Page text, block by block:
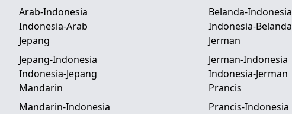
Arab-Indonesia
Indonesia-Arab
Belanda-Indonesia
Indonesia-Belanda
Jepang
Jepang-Indonesia
Indonesia-Jepang
Jerman
Jerman-Indonesia
Indonesia-Jerman
Mandarin
Mandarin-Indonesia
Prancis
Prancis-Indonesia